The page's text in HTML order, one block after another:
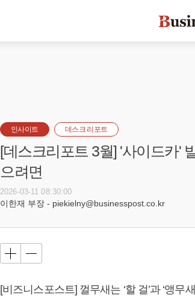
인사이트 데스크 리포트
[데스크리포트 3월] '사이드카'
으려면
2026-03-11 08:30:00
이한재 부장 - piekielny@businesspost.co.kr
[비즈니스포스트] 껄무새는 ‘할 걸’과 ‘앵